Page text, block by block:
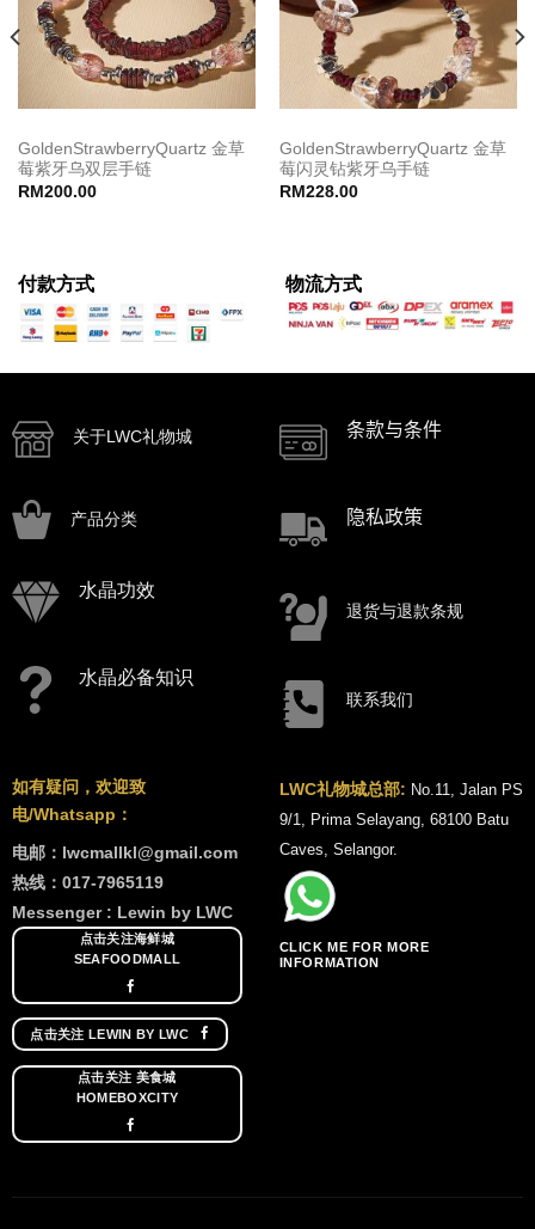
GoldenStrawberryQuartz 金草
莓紫牙乌双层手链
RM200.00
GoldenStrawberryQuartz 金草
莓闪灵钻紫牙乌手链
RM228.00
付款方式 物流方式
关于LWC礼物城
产品分类
水晶功效
水晶必备知识
条款与条件
隐私政策
退货与退款条规
联系我们
如有疑问，欢迎致
电/Whatsapp：
电邮：lwcmallkl@gmail.com
热线：017-7965119
Messenger : Lewin by LWC
点击关注海鲜城
SEAFOODMALL
点击关注 LEWIN BY LWC
点击关注 美食城
HOMEBOXCITY
LWC礼物城总部: No.11, Jalan PS
9/1, Prima Selayang, 68100 Batu
Caves, Selangor.
CLICK ME FOR MORE
INFORMATION